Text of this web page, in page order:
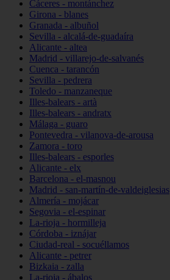
Cáceres - montánchez
Girona - blanes
Granada - albuñol
Sevilla - alcalá-de-guadaíra
Alicante - altea
Madrid - villarejo-de-salvanés
Cuenca - tarancón
Sevilla - pedrera
Toledo - manzaneque
Illes-balears - artà
Illes-balears - andratx
Málaga - guaro
Pontevedra - vilanova-de-arousa
Zamora - toro
Illes-balears - esporles
Alicante - elx
Barcelona - el-masnou
Madrid - san-martín-de-valdeiglesias
Almería - mojácar
Segovia - el-espinar
La-rioja - hormilleja
Córdoba - iznájar
Ciudad-real - socuéllamos
Alicante - petrer
Bizkaia - zalla
La-rioja - ábalos